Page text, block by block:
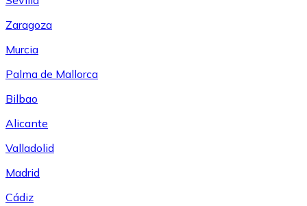
Zaragoza
Murcia
Palma de Mallorca
Bilbao
Alicante
Valladolid
Madrid
Cádiz